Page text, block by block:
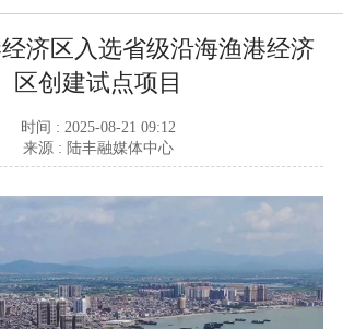
济区入选省级沿海渔港经济
区创建试点项目
时间 : 2025-08-21 09:12
来源 : 陆丰融媒体中心